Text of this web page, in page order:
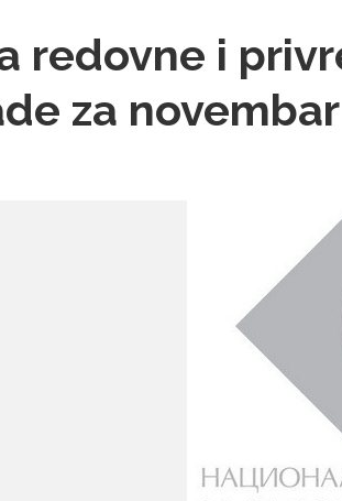
redovne i
za novembar